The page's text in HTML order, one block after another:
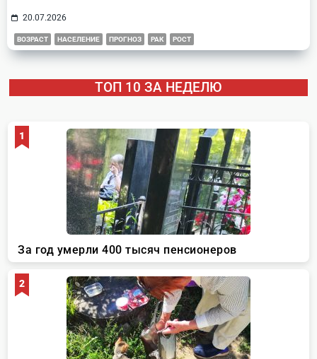
20.07.2026
ВОЗРАСТ НАСЕЛЕНИЕ ПРОГНОЗ РАК РОСТ
ТОП 10 ЗА НЕДЕЛЮ